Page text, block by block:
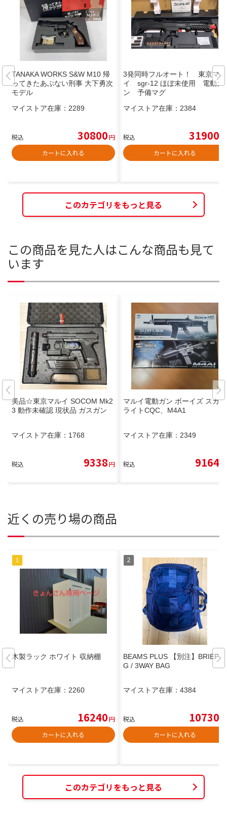
TANAKA WORKS S&W M10 帰
ってきたあぶない刑事 大下勇次
モデル
マイストア在庫： 2289
税込 30800円
カートに入れる
3発同時フルオート！ 東京マル
イ sgr-12 ほぼ未使用 電動ガ
ン 予備マグ
マイストア在庫： 2384
税込 31900
カートに入れる
このカテゴリをもっと見る
この商品を見た人はこんな商品も見て
います
美品☆東京マルイ SOCOM Mk2
3 動作未確認 現状品 ガスガン
マイストア在庫： 1768
税込 9338円
マルイ電動ガン ボーイズ スカー
ライトCQC、M4A1
マイストア在庫： 2349
税込 9164
近くの売り場の商品
木製ラック ホワイト 収納棚
マイストア在庫： 2260
税込 16240円
カートに入れる
BEAMS PLUS 【別注】BRIEFIN
G / 3WAY BAG
マイストア在庫： 4384
税込 10730
カートに入れる
このカテゴリをもっと見る